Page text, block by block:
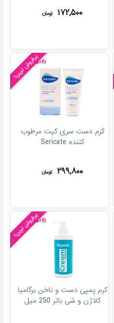
۱۷۲,۵۰۰ تومان
پرفروش ترین!
کرم دست سری کیت مرطوب
کننده Sericate
۲۹۹,۸۰۰ تومان
پرفروش ترین!
کرم پمپی دست و ناخن برگامیا
کلاژن و شی باتر 250 میل